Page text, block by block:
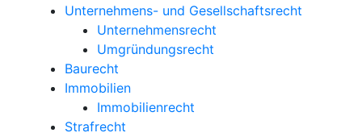
Unternehmens- und Gesellschaftsrecht
Unternehmensrecht
Umgründungsrecht
Baurecht
Immobilien
Immobilienrecht
Strafrecht